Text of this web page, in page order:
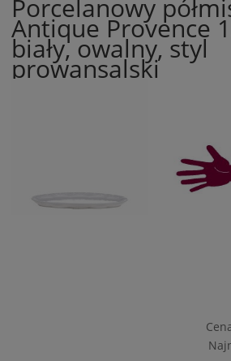
Porcelanowy
Antique Provence
biały, owalny, styl
prowansalski